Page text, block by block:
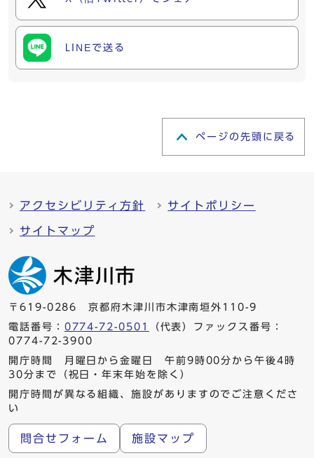
LINEで送る
ページの先頭に戻る
アクセシビリティ方針 サイトポリシー
サイトマップ
〒619-0286 京都府木津川市木津南垣外110-9
電話番号： 0774-72-0501
（代表）ファックス番号：
0774-72-3900
開庁時間 月曜日から金曜日 午前9時00分から午後4時
30分まで（祝日・年末年始を除く）
開庁時間が異なる組織、施設がありますのでご注意くださ
い
問合せフォーム 施設マップ